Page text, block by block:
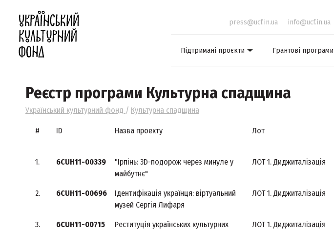
press@ucf.in.ua info@ucf.in.ua
Підтримані проєкти Грантові програми
Реєстр програми Культурна спадщина
Український культурний фонд / Культурна спадщина
# ID Назва проекту Лот
1. 6CUH11-00339
"Ірпінь: 3D-подорож через минуле у
майбутнє"
ЛОТ 1. Диджиталізація
2. 6CUH11-00696
Ідентифікація українця: віртуальний
музей Сергія Лифаря
ЛОТ 1. Диджиталізація
3. 6CUH11-00715
Реституція українських культурних
ЛОТ 1. Диджиталізація